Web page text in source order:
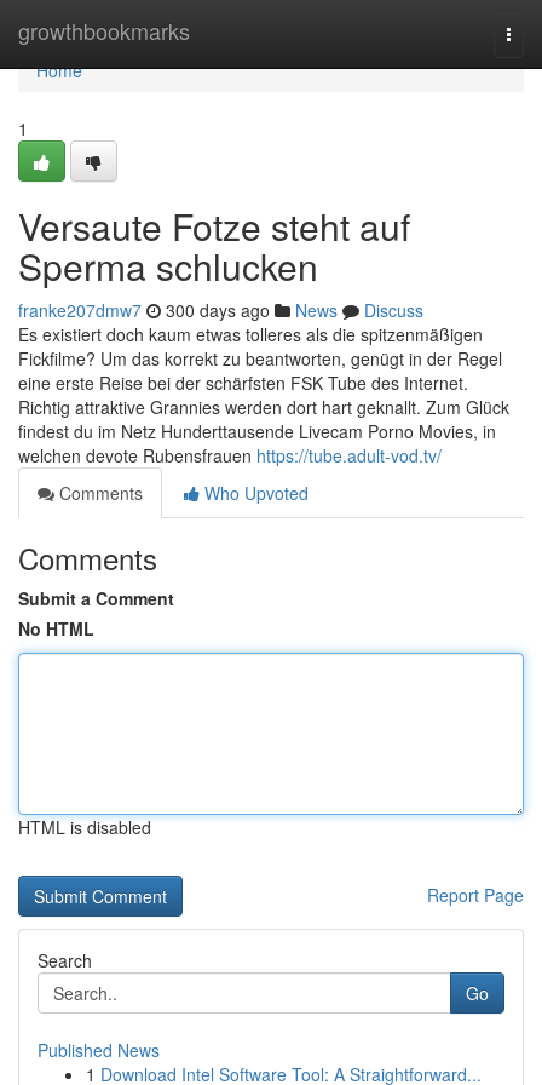
growthbookmarks
Home
Home
1
Versaute Fotze steht auf
Sperma schlucken
franke207dmw7 300 days ago News
Discuss
Es existiert doch kaum etwas tolleres als die spitzenmäßigen
Fickfilme? Um das korrekt zu beantworten, genügt in der Regel
eine erste Reise bei der schärfsten FSK Tube des Internet.
Richtig attraktive Grannies werden dort hart geknallt. Zum Glück
findest du im Netz Hunderttausende Livecam Porno Movies, in
welchen devote Rubensfrauen https://tube.adult-vod.tv/
Comments
Who Upvoted
Comments
Submit a Comment
No HTML
HTML is disabled
Report Page
Search
Go
Published News
1 Download Intel Software Tool: A Straightforward...